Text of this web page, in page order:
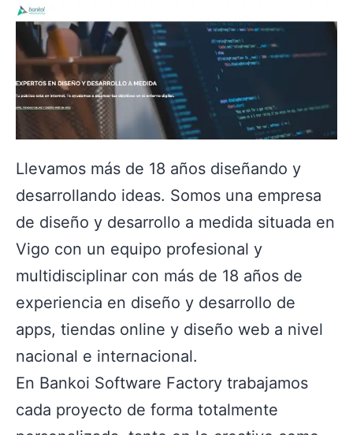
Llevamos más de 18 años diseñando y
desarrollando ideas. Somos una empresa
de diseño y desarrollo a medida situada en
Vigo con un equipo profesional y
multidisciplinar con más de 18 años de
experiencia en diseño y desarrollo de
apps, tiendas online y diseño web a nivel
nacional e internacional.
En Bankoi Software Factory trabajamos
cada proyecto de forma totalmente